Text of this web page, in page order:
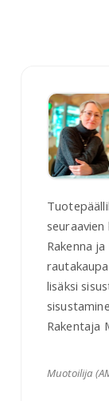
Rakenna
lisäksi
Rakentaja
Muotoilija